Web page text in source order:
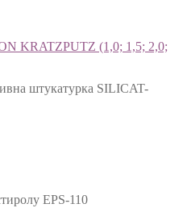
KRATZPUTZ (1,0; 1,5; 2,0;
штукатурка SILICAT-
EPS-110